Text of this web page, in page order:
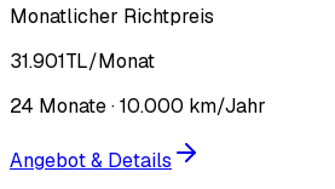
Monatlicher Richtpreis
31.901TL/Monat
24 Monate ·10.000 km/Jahr
Angebot & Details